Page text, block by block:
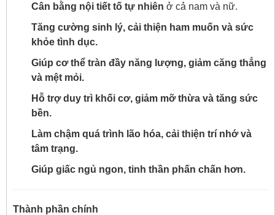
Cân bằng nội tiết tố tự nhiên ở cả nam và nữ.
Tăng cường sinh lý, cải thiện ham muốn và sức
khỏe tình dục.
Giúp cơ thể tràn đầy năng lượng, giảm căng thẳng
và mệt mỏi.
Hỗ trợ duy trì khối cơ, giảm mỡ thừa và tăng sức
bền.
Làm chậm quá trình lão hóa, cải thiện trí nhớ và
tâm trạng.
Giúp giấc ngủ ngon, tinh thần phấn chấn hơn.
Thành phần chính